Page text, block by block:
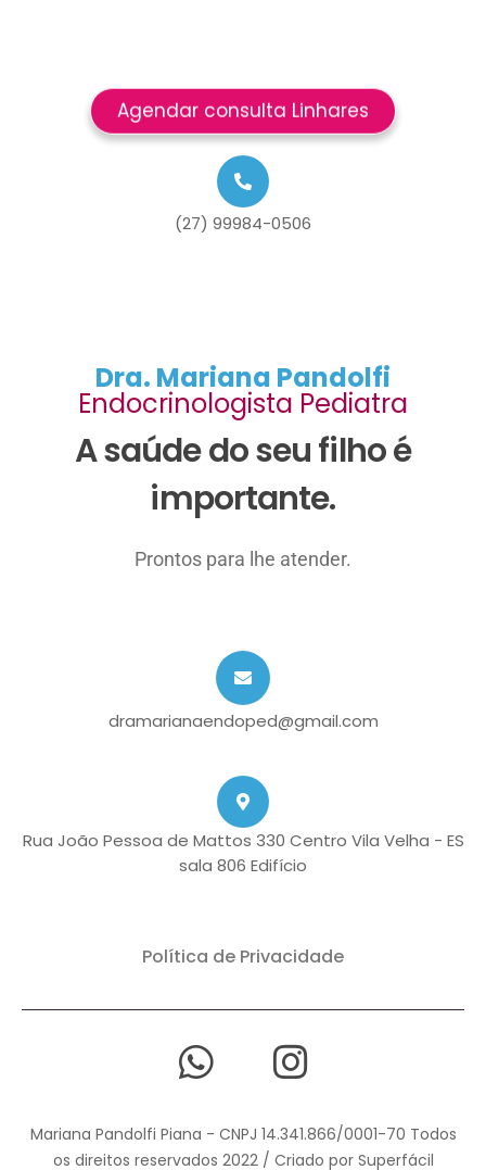
Agendar consulta Linhares
(27) 99984-0506
Dra. Mariana Pandolfi
Endocrinologista Pediatra
A saúde do seu filho é
importante.
Prontos para lhe atender.
dramarianaendoped@gmail.com
Rua João Pessoa de Mattos 330 Centro Vila Velha - ES
sala 806 Edifício
Política de Privacidade
Mariana Pandolfi Piana - CNPJ 14.341.866/0001-70 Todos
os direitos reservados 2022 / Criado por Superfácil